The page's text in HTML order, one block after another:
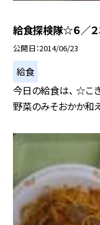
給食探検隊☆６／
公開日 2014/06/23
給食
今日の給食は、 ☆こ
野菜のみそおかか和